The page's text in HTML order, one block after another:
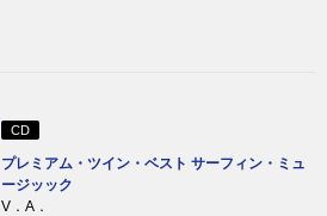
CD
プレミアム・ツイン・ベスト サーフィン・ミュ
ージッック
V．A．